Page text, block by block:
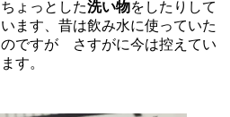
ちょっとした洗い物をしたりして
います、昔は飲み水に使っていた
のですが さすがに今は控えてい
ます。